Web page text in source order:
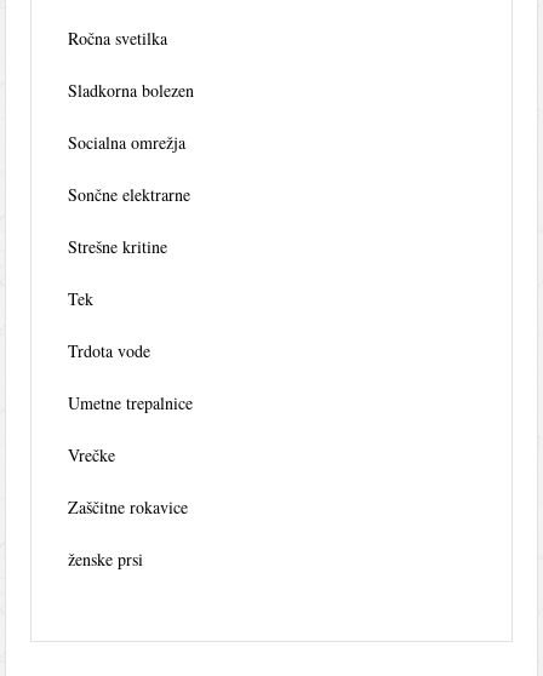
Ročna svetilka
Sladkorna bolezen
Socialna omrežja
Sončne elektrarne
Strešne kritine
Tek
Trdota vode
Umetne trepalnice
Vrečke
Zaščitne rokavice
ženske prsi